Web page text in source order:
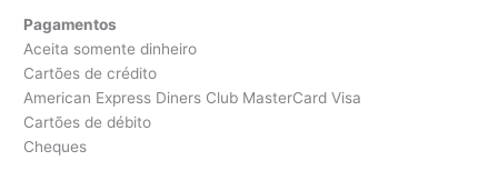
Pagamentos
Aceita somente dinheiro
Cartões de crédito
American Express Diners Club MasterCard Visa
Cartões de débito
Cheques